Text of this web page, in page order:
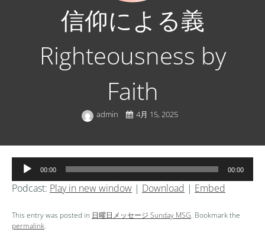
信仰による義
Righteousness by
Faith
admin 4月 15, 2025
声
プ
ー
00:00 00:00
Podcast: Play in new window | Download | Embed
This entry was posted in 日曜日メッセージ Sunday MSG. Bookmark the
permalink.